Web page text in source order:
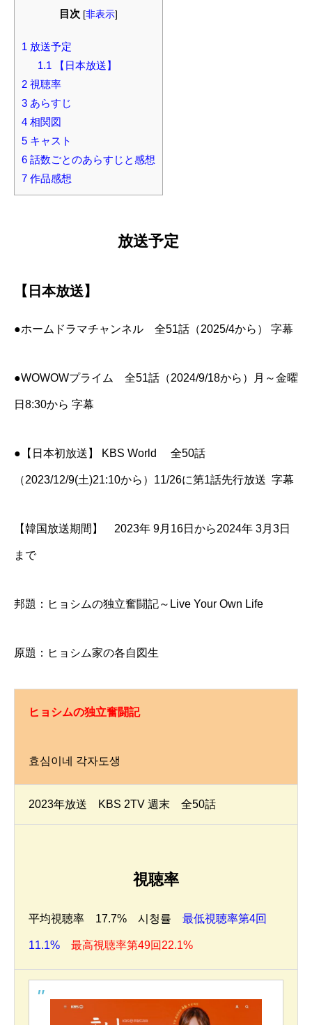
目次 [非表示]
1 放送予定
1.1 【日本放送】
2 視聴率
3 あらすじ
4 相関図
5 キャスト
6 話数ごとのあらすじと感想
7 作品感想
放送予定
【日本放送】
●ホームドラマチャンネル 全51話（2025/4から） 字幕
●WOWOWプライム 全51話（2024/9/18から）月～金曜
日8:30から 字幕
●【日本初放送】 KBS World 全50話
（2023/12/9(土)21:10から）11/26に第1話先行放送 字幕
【韓国放送期間】 2023年 9月16日から2024年 3月3日
まで
邦題：ヒョシムの独立奮闘記～Live Your Own Life
原題：ヒョシム家の各自図生
ヒョシムの独立奮闘記
효심이네 각자도생
2023年放送 KBS 2TV 週末 全50話
視聴率
平均視聴率 17.7% 시청률 最低視聴率第4回
11.1% 最高視聴率第49回22.1%